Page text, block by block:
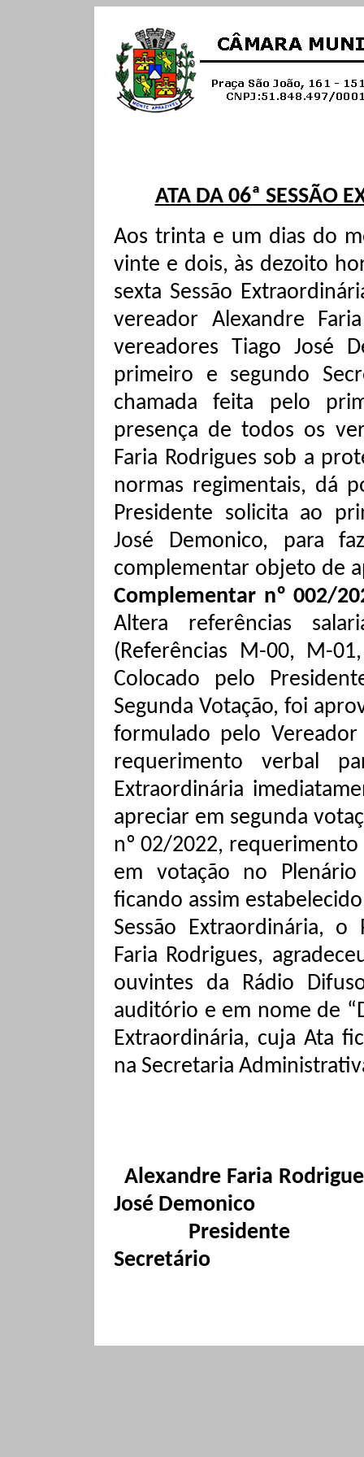
ATA DA 06ª SESSÃO
Aos trinta e um dias do
vinte e dois, às dezoito
sexta Sessão
vereador Alexandre
vereadores Tiago José
primeiro e segundo
chamada feita pelo
presença de todos os
Faria Rodrigues sob a
normas regimentais, dá
Presidente solicita ao
José Demonico, para
complementar objeto de
Complementar nº 002/
Altera referências
(Referências M-00, M-
Colocado pelo
Segunda Votação, foi
formulado pelo Vereador
requerimento verbal
Extraordinária
apreciar em segunda
nº 02/2022,
em votação no
ficando assim
Sessão Extraordinária,
Faria Rodrigues,
ouvintes da Rádio
auditório e em nome de
Extraordinária, cuja Ata
na Secretaria
Alexandre Faria
José Demonico
Presidente
Secretário